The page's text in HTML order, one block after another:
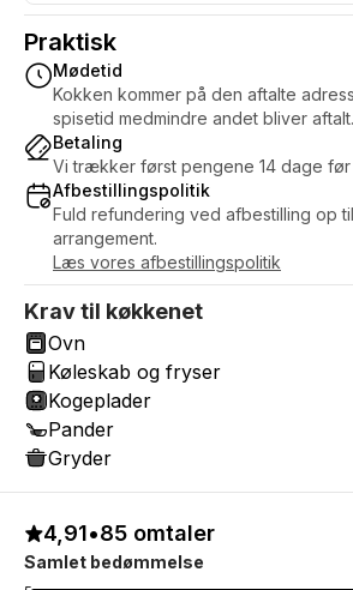
Praktisk
Mødetid
Kokken kommer på den aftalte
spisetid medmindre andet bliver aftalt.
Betaling
Vi trækker først pengene 14 dage før
Afbestillingspolitik
Fuld refundering ved afbestilling op
arrangement.
Læs vores afbestillingspolitik
Krav til køkkenet
Ovn
Køleskab og fryser
Kogeplader
Pander
Gryder
4,91•85 omtaler
Samlet bedømmelse